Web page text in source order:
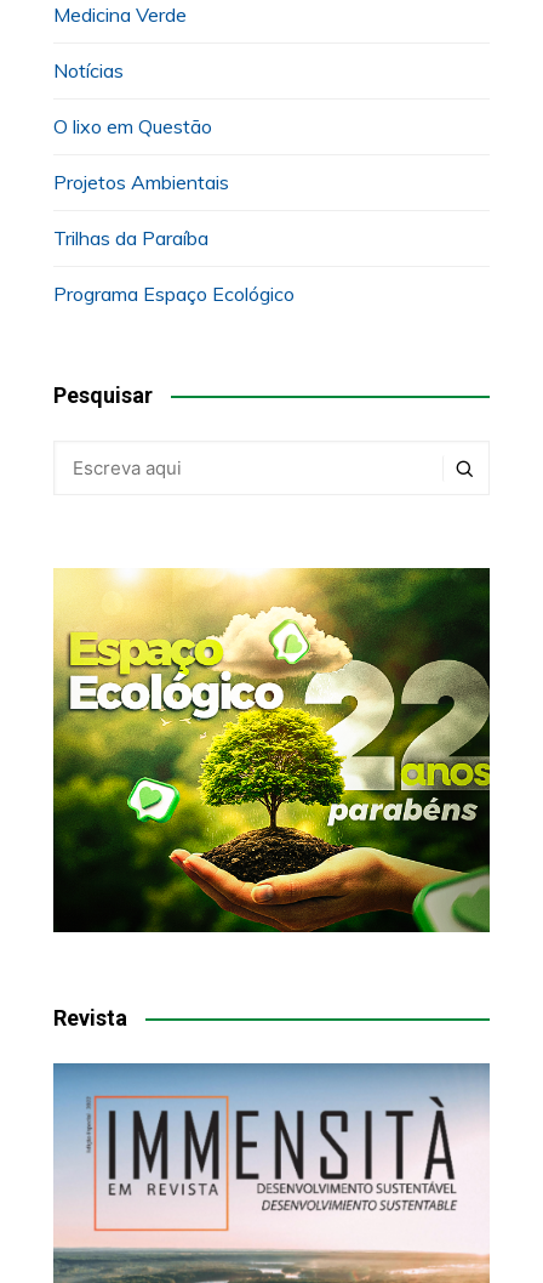
Medicina Verde
Notícias
O lixo em Questão
Projetos Ambientais
Trilhas da Paraíba
Programa Espaço Ecológico
Pesquisar
Revista